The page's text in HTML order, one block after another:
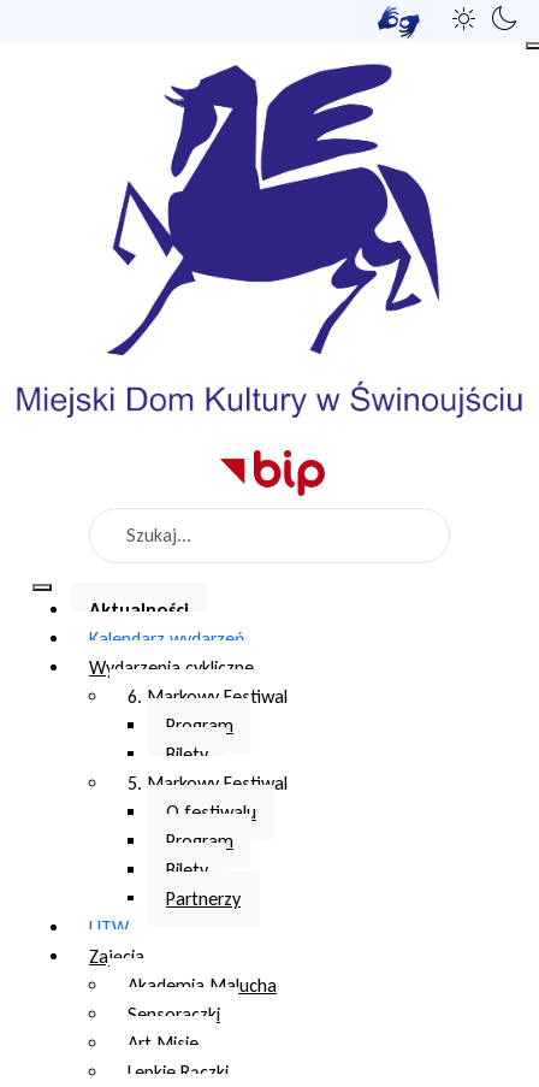
Aktualności
Kalendarz wydarzeń
Wydarzenia cykliczne
6. Markowy Festiwal
Program
Bilety
5. Markowy Festiwal
O festiwalu
Program
Bilety
Partnerzy
UTW
Zajęcia
Akademia Malucha
Sensoraczki
Art Misie
Lepkie Rączki